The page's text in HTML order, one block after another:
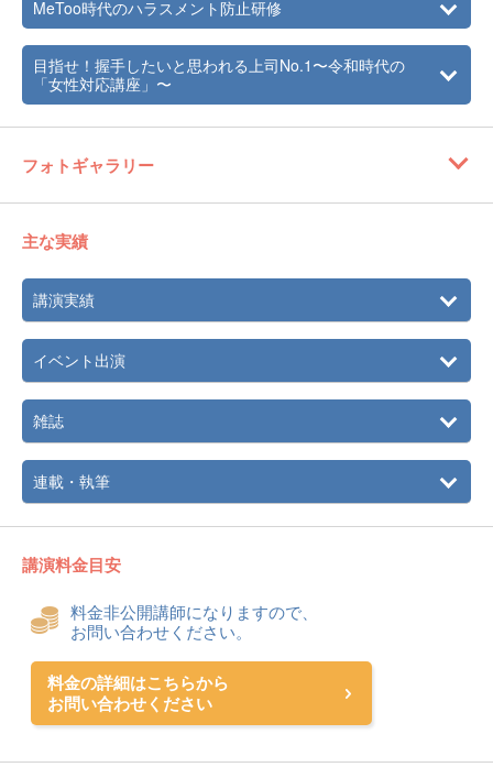
MeToo時代のハラスメント防止研修
目指せ！握手したいと思われる上司No.1〜令和時代の
「女性対応講座」〜
フォトギャラリー
主な実績
講演実績
イベント出演
雑誌
連載・執筆
講演料金目安
料金非公開講師になりますので、
お問い合わせください。
料金の詳細はこちらから
お問い合わせください